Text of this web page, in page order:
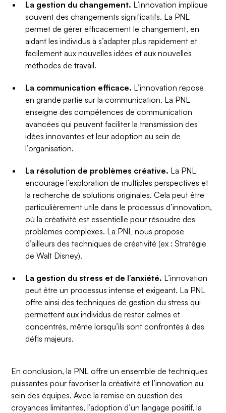
La gestion du changement. L’innovation implique
souvent des changements significatifs. La PNL
permet de gérer efficacement le changement, en
aidant les individus à s’adapter plus rapidement et
facilement aux nouvelles idées et aux nouvelles
méthodes de travail.
La communication efficace. L’innovation repose
en grande partie sur la communication. La PNL
enseigne des compétences de communication
avancées qui peuvent faciliter la transmission des
idées innovantes et leur adoption au sein de
l’organisation.
La résolution de problèmes créative. La PNL
encourage l’exploration de multiples perspectives et
la recherche de solutions originales. Cela peut être
particulièrement utile dans le processus d’innovation,
où la créativité est essentielle pour résoudre des
problèmes complexes. La PNL nous propose
d’ailleurs des techniques de créativité (ex : Stratégie
de Walt Disney).
La gestion du stress et de l’anxiété. L’innovation
peut être un processus intense et exigeant. La PNL
offre ainsi des techniques de gestion du stress qui
permettent aux individus de rester calmes et
concentrés, même lorsqu’ils sont confrontés à des
défis majeurs.
En conclusion, la PNL offre un ensemble de techniques
puissantes pour favoriser la créativité et l’innovation au
sein des équipes. Avec la remise en question des
croyances limitantes, l’adoption d’un langage positif, la